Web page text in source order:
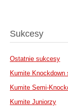
Sukcesy
Ostatnie sukcesy
Kumite Knockdown
Kumite Semi-
Kumite Juniorzy